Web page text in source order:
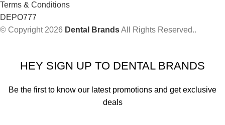
Terms & Conditions
DEPO777
© Copyright 2026 Dental BrandsAll Rights Reserved..
HEY SIGN UP TO DENTAL BRANDS
Be the first to know our latest promotions and get exclusive
deals